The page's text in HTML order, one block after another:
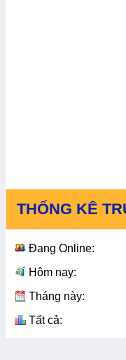
THỐNG KÊ
Đang Online:
Hôm nay:
Tháng này:
Tất cả: